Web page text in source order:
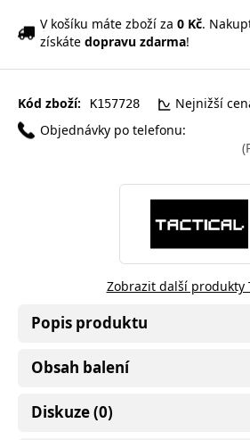
V košíku máte zboží za 0 Kč.
získáte dopravu zdarma!
Kód zboží: K157728
Nejnižší
Objednávky po telefonu:
Zobrazit další produkty
Popis produktu
Obsah balení
Diskuze (0)